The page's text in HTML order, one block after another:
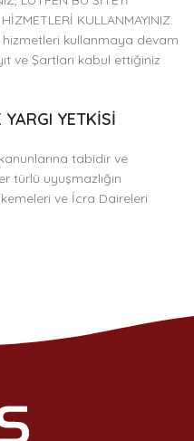
KULLANMAYINIZ.
kullanmaya devam
ve Şartları kabul ettiğiniz
YETKİSİ
tabidir ve
türlü uyuşmazlığın
ve İcra Daireleri